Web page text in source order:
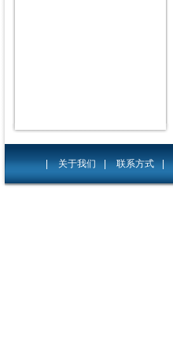
| 关于我们 | 联系方式 |